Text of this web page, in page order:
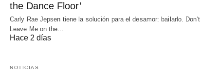
the Dance Floor’
Carly Rae Jepsen tiene la solución para el desamor: bailarlo. Don't
Leave Me on the…
Hace 2 días
NOTICIAS